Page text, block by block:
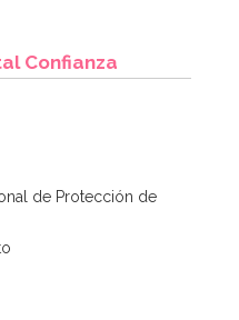
Confianza
de Protección de